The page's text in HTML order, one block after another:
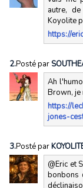
autre,
Koyolite
https://
2.Posté par
Ah
Brown, je
https://
jones-
3.Posté par
@Eric et
bonbons